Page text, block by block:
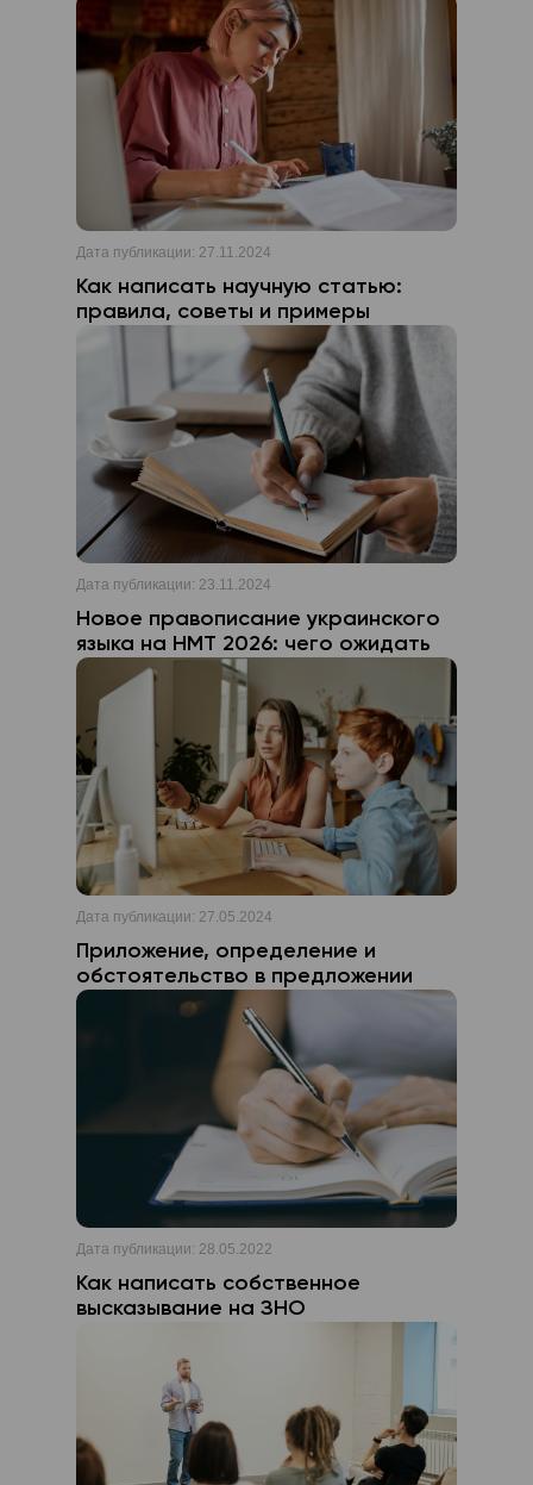
употребляются как с «г», так и с «ґ».
Дата публикации: 27.11.2024
Как написать научную статью:
правила, советы и примеры
Дата публикации: 23.11.2024
Новое правописание украинского
языка на НМТ 2026: чего ожидать
Дата публикации: 27.05.2024
Приложение, определение и
обстоятельство в предложении
Дата публикации: 28.05.2022
Как написать собственное
высказывание на ЗНО